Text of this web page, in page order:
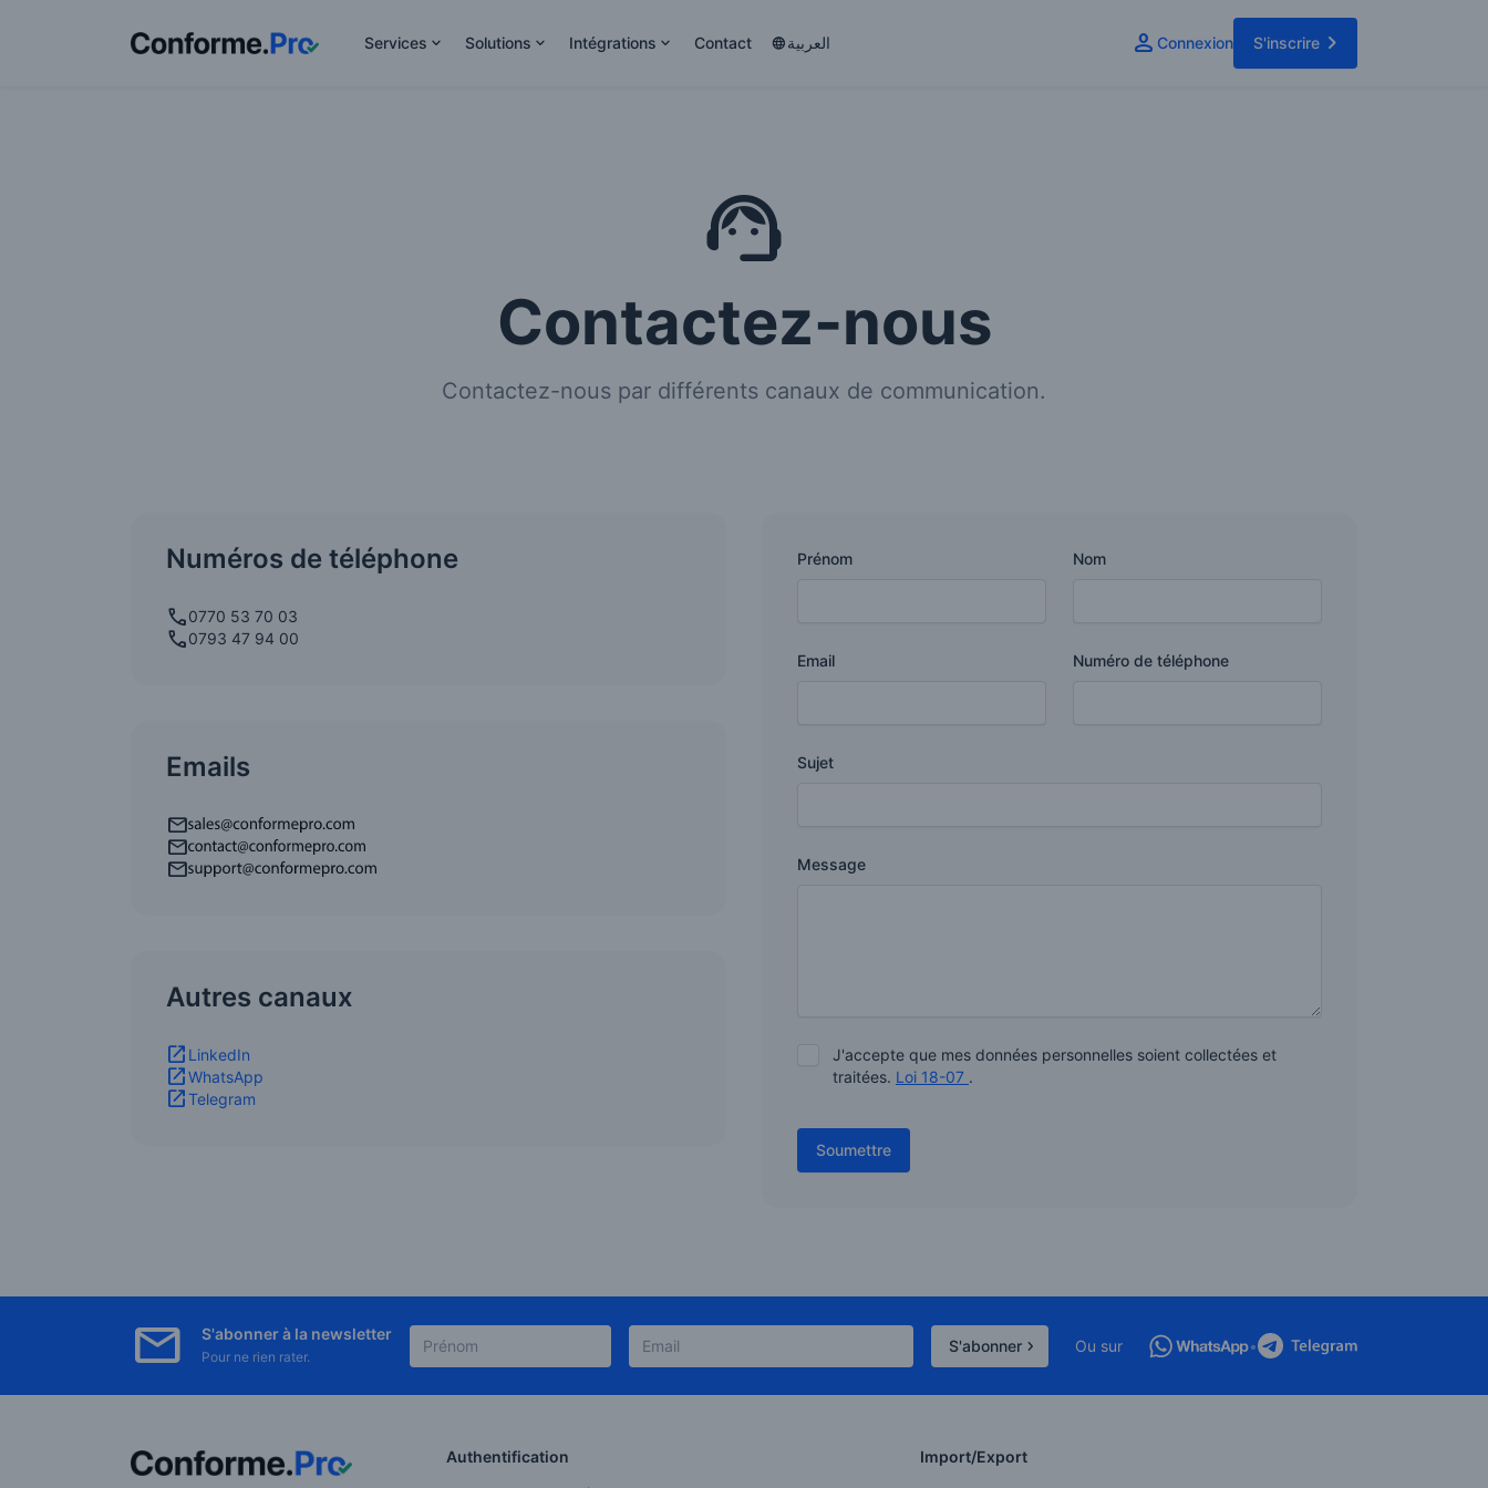
Services Solutions Intégrations Contact العربية Connexion S'inscrire
Contactez-nous
Contactez-nous par différents canaux de communication.
Numéros de téléphone
0770 53 70 03
0793 47 94 00
Emails
Autres canaux
LinkedIn
WhatsApp
Telegram
Prénom Nom
Email Numéro de téléphone
Sujet
Message
J'accepte que mes données personnelles soient collectées et
traitées. Loi 18-07 .
Soumettre
S'abonner à la newsletter
Pour ne rien rater.
S'abonner Ou sur •
Authentification Import/Export